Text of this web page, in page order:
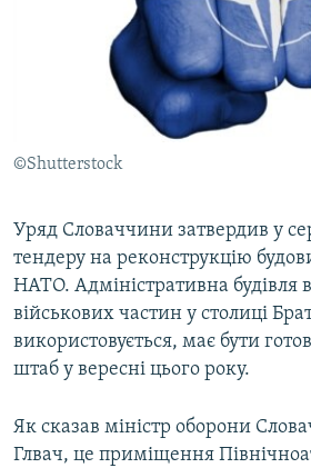
СПЕЦПРОЄКТИ
ПОДКАСТИ
КТАТ
ДОЛУЧАЙСЯ!
Усі сайти RFE/RL
©Shutterstock
Уряд Словаччини затвердив у
тендеру на реконструкцію
НАТО. Адміністративна будівля в
військових частин у столиці
використовується, має бути
штаб у вересні цього року.
Як сказав міністр оборони
Глвач, це приміщення